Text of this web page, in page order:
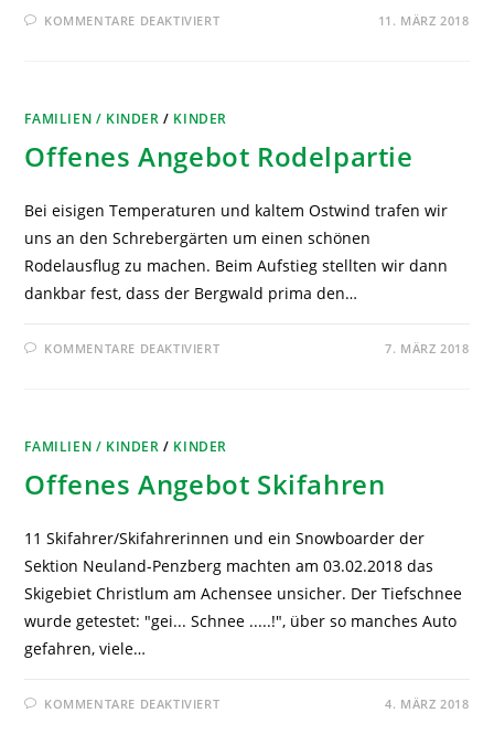
KOMMENTARE DEAKTIVIERT 11. MÄRZ 2018
FAMILIEN / KINDER / KINDER
Offenes Angebot Rodelpartie
Bei eisigen Temperaturen und kaltem Ostwind trafen wir
uns an den Schrebergärten um einen schönen
Rodelausflug zu machen. Beim Aufstieg stellten wir dann
dankbar fest, dass der Bergwald prima den…
KOMMENTARE DEAKTIVIERT 7. MÄRZ 2018
FAMILIEN / KINDER / KINDER
Offenes Angebot Skifahren
11 Skifahrer/Skifahrerinnen und ein Snowboarder der
Sektion Neuland-Penzberg machten am 03.02.2018 das
Skigebiet Christlum am Achensee unsicher. Der Tiefschnee
wurde getestet: "gei... Schnee .....!", über so manches Auto
gefahren, viele…
KOMMENTARE DEAKTIVIERT 4. MÄRZ 2018